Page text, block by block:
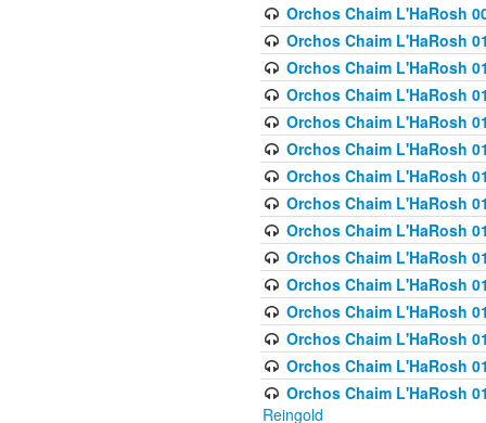
Orchos Chaim L'HaRosh
Orchos Chaim L'HaRosh
Orchos Chaim L'HaRosh
Orchos Chaim L'HaRosh
Orchos Chaim L'HaRosh
Orchos Chaim L'HaRosh
Orchos Chaim L'HaRosh
Orchos Chaim L'HaRosh
Orchos Chaim L'HaRosh
Orchos Chaim L'HaRosh
Orchos Chaim L'HaRosh
Orchos Chaim L'HaRosh
Orchos Chaim L'HaRosh
Orchos Chaim L'HaRosh
Orchos Chaim L'HaRosh
Reingold